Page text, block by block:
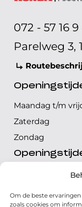
Om de beste
zoals cookies om
072 - 57 16
Parelweg 3,
Maandag t/m
Zaterdag
Zondag
Maandag t/m
Zondag